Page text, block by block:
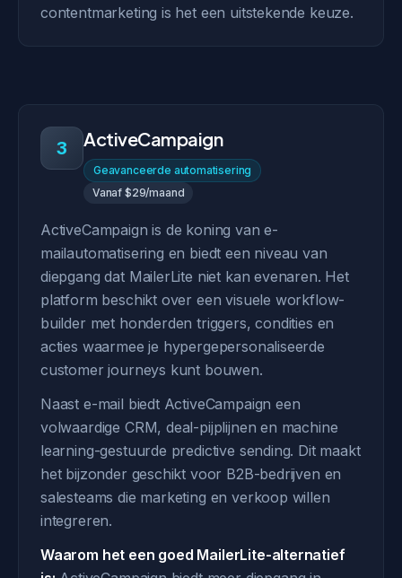
contentmarketing is het een uitstekende keuze.
3 ActiveCampaign
Geavanceerde automatisering
Vanaf $29/maand
ActiveCampaign is de koning van e-
mailautomatisering en biedt een niveau van
diepgang dat MailerLite niet kan evenaren. Het
platform beschikt over een visuele workflow-
builder met honderden triggers, condities en
acties waarmee je hypergepersonaliseerde
customer journeys kunt bouwen.
Naast e-mail biedt ActiveCampaign een
volwaardige CRM, deal-pijplijnen en machine
learning-gestuurde predictive sending. Dit maakt
het bijzonder geschikt voor B2B-bedrijven en
salesteams die marketing en verkoop willen
integreren.
Waarom het een goed MailerLite-alternatief